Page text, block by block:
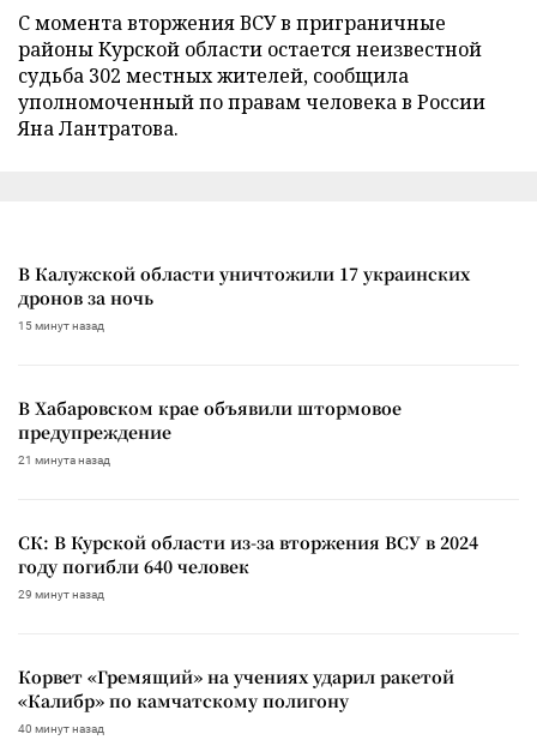
С момента вторжения ВСУ в приграничные
районы Курской области остается неизвестной
судьба 302 местных жителей, сообщила
уполномоченный по правам человека в России
Яна Лантратова.
В Калужской области уничтожили 17 украинских
дронов за ночь
15 минут назад
В Хабаровском крае объявили штормовое
предупреждение
21 минута назад
СК: В Курской области из-за вторжения ВСУ в 2024
году погибли 640 человек
29 минут назад
Корвет «Гремящий» на учениях ударил ракетой
«Калибр» по камчатскому полигону
40 минут назад